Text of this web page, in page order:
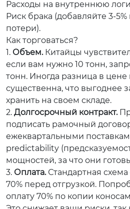
Расходы на внутреннюю
Риск брака (добавляйте 3-
потери).
Как торговаться?
1. Объем.Китайцы
если вам нужно 10 тонн,
тонн. Иногда разница в цене
существенна, что выгоднее
хранить на своем складе.
2. Долгосрочный контракт.
подписать рамочный
ежеквартальными
predictability
мощностей, за что они
3. Оплата.Стандартная
70% перед отгрузкой.
оплату 70% по копии